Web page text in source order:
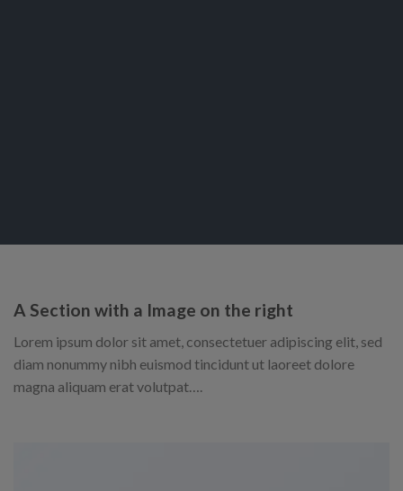
A Section with a Image on the right
Lorem ipsum dolor sit amet, consectetuer adipiscing elit, sed
diam nonummy nibh euismod tincidunt ut laoreet dolore
magna aliquam erat volutpat….